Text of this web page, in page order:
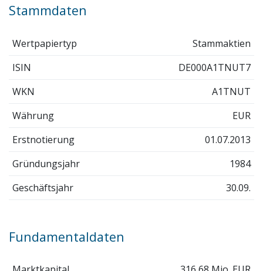
Stammdaten
Wertpapiertyp
Stammaktien
ISIN
DE000A1TNUT7
WKN
A1TNUT
Währung
EUR
Erstnotierung
01.07.2013
Gründungsjahr
1984
Geschäftsjahr
30.09.
Fundamentaldaten